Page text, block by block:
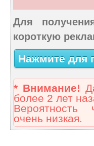
Для
короткую
Нажмите для
* Внимание!
более 2 лет
очень низкая.